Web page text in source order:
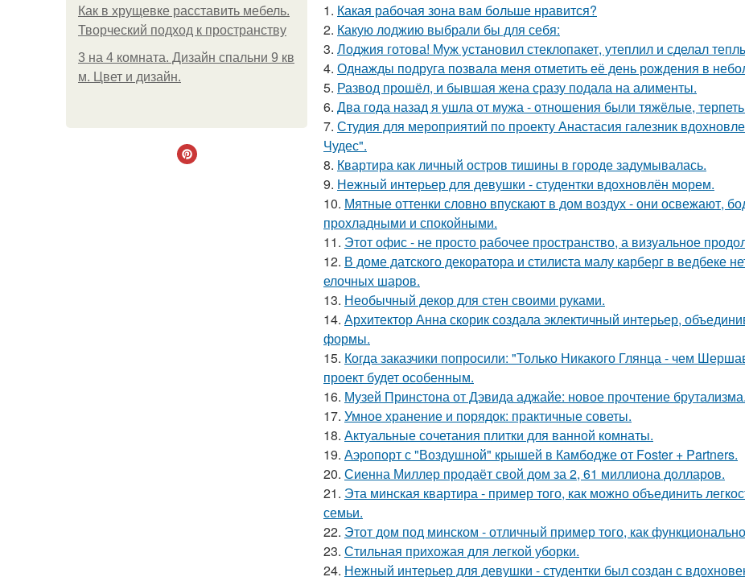
Как в хрущевке расставить мебель.
Творческий подход к пространству
3 на 4 комната. Дизайн спальни 9 кв
м. Цвет и дизайн.
1. Какая рабочая зона вам больше нравится?
2. Какую лоджию выбрали бы для себя:
3. Лоджия готова! Муж установил стеклопакет, утеплил и сделал
4. Однажды подруга позвала меня отметить её день рождения в
5. Развод прошёл, и бывшая жена сразу подала на алименты.
6. Два года назад я ушла от мужа - отношения были тяжёлые,
7. Студия для мероприятий по проекту Анастасия галезник
Чудес".
8. Квартира как личный остров тишины в городе задумывалась.
9. Нежный интерьер для девушки - студентки вдохновлён морем.
10. Мятные оттенки словно впускают в дом воздух - они освежают,
прохладными и спокойными.
11. Этот офис - не просто рабочее пространство, а визуальное
12. В доме датского декоратора и стилиста малу карберг в ведбеке
елочных шаров.
13. Необычный декор для стен своими руками.
14. Архитектор Анна скорик создала эклектичный интерьер,
формы.
15. Когда заказчики попросили: "Только Никакого Глянца - чем
проект будет особенным.
16. Музей Принстона от Дэвида аджайе: новое прочтение брутализма.
17. Умное хранение и порядок: практичные советы.
18. Актуальные сочетания плитки для ванной комнаты.
19. Аэропорт с "Воздушной" крышей в Камбодже от Foster + Partners.
20. Сиенна Миллер продаёт свой дом за 2, 61 миллиона долларов.
21. Эта минская квартира - пример того, как можно объединить
семьи.
22. Этот дом под минском - отличный пример того, как
23. Стильная прихожая для легкой уборки.
24. Нежный интерьер для девушки - студентки был создан с